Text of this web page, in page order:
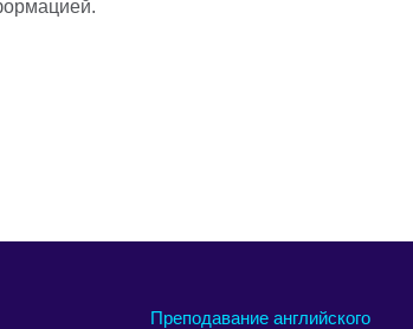
Преподавание английского